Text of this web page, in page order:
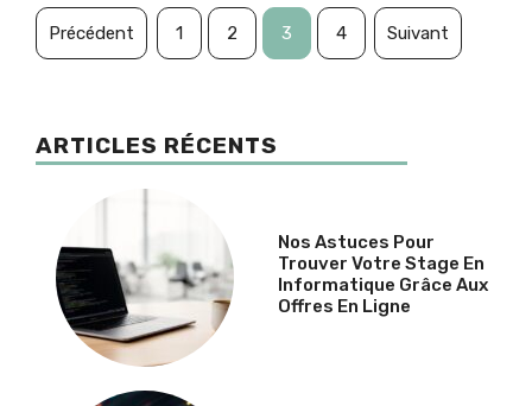
Précédent 1 2 3 4 Suivant
ARTICLES RÉCENTS
Nos Astuces Pour
Trouver Votre Stage En
Informatique Grâce Aux
Offres En Ligne